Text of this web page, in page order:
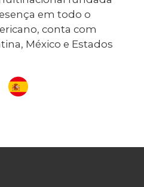
em todo o
conta com
México e Estados